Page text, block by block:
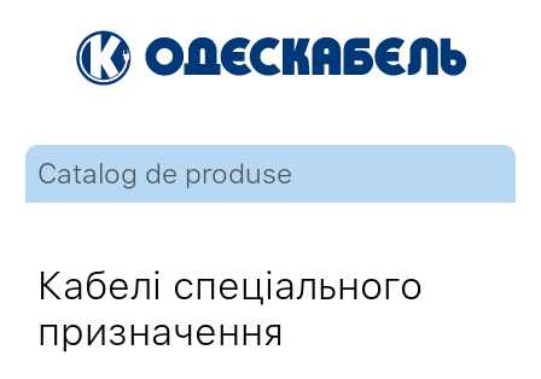
Catalog de produse
Кабелі спеціального
призначення